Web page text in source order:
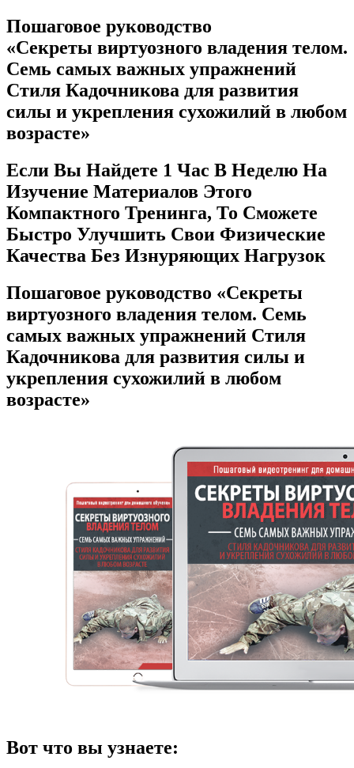
Пошаговое руководство
«Секреты виртуозного владения телом.
Семь самых важных упражнений
Стиля Кадочникова для развития
силы и укрепления сухожилий в любом
возрасте»
Если Вы Найдете 1 Час В Неделю На
Изучение Материалов Этого
Компактного Тренинга, То Сможете
Быстро Улучшить Свои Физические
Качества Без Изнуряющих Нагрузок
Пошаговое руководство «Секреты
виртуозного владения телом. Семь
самых важных упражнений Стиля
Кадочникова для развития силы и
укрепления сухожилий в любом
возрасте»
Вот что вы узнаете: